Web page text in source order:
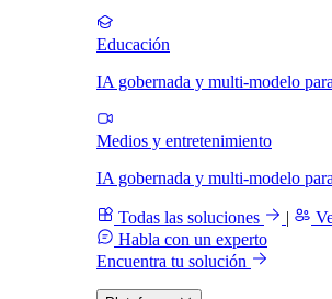
Educación
IA gobernada y multi-modelo
Medios y entretenimiento
IA gobernada y multi-modelo
Todas las soluciones |
Habla con un experto
Encuentra tu solución